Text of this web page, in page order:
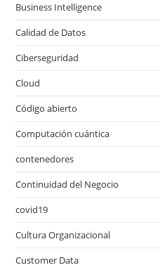
Business Intelligence
Calidad de Datos
Ciberseguridad
Cloud
Código abierto
Computación cuántica
contenedores
Continuidad del Negocio
covid19
Cultura Organizacional
Customer Data